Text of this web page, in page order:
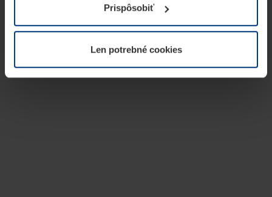
potrebujeme Vaše povolenie. Vaše povolenie môžete
kedykoľvek zmeniť alebo odvolať vo vysvetlení cookie
našej webovej stránky.
Prispôsobiť
Len potrebné cookies